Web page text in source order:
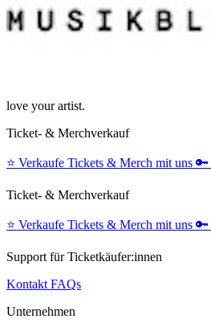
love your artist.
Ticket- & Merchverkauf
⭐️ Verkaufe Tickets & Merch mit uns 🔑
Ticket- & Merchverkauf
⭐️ Verkaufe Tickets & Merch mit uns 🔑
Support für Ticketkäufer:innen
KontaktFAQs
Unternehmen